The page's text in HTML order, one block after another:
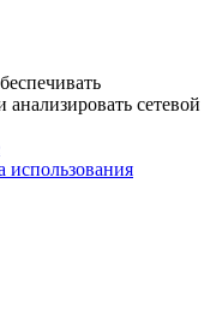
сетевой
использования